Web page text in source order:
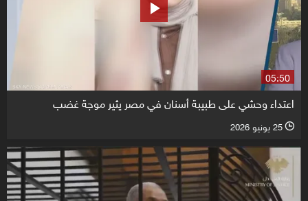
05:50
اعتداء وحشي على طبيبة أسنان في مصر يثير موجة غضب
l 25 يونيو 2026